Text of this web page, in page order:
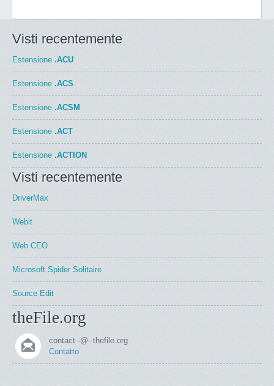
Visti recentemente
Estensione .ACU
Estensione .ACS
Estensione .ACSM
Estensione .ACT
Estensione .ACTION
Visti recentemente
DriverMax
Webit
Web CEO
Microsoft Spider Solitaire
Source Edit
theFile.org
contact -@- thefile.org
Contatto